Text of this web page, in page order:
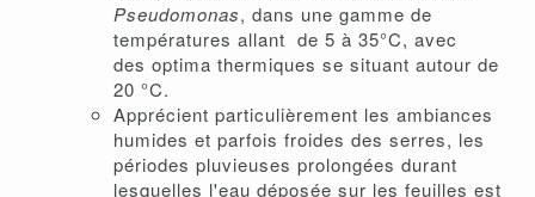
Pseudomonas, dans une gamme de
températures allant de 5 à 35°C, avec
des optima thermiques se situant autour de
20 °C.
Apprécient particulièrement les ambiances
humides et parfois froides des serres, les
périodes pluvieuses prolongées durant
lesquelles l'eau déposée sur les feuilles est